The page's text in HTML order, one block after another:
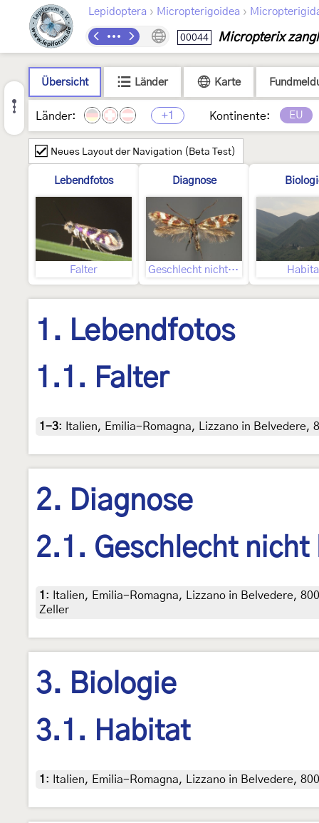
Lepidoptera › Micropterigoidea ›
00044 Micropterix
Übersicht Länder Karte
Länder: +1 Kontinente: EU
Neues Layout der Navigation (Beta Test)
Lebendfotos
Falter
Diagnose
Geschlecht nicht bestimmt
1. Lebendfotos
1.1. Falter
1-3: Italien, Emilia-Romagna, Lizzano in
2. Diagnose
2.1. Geschlecht nicht
1 :
Italien, Emilia-Romagna, Lizzano in Belvedere,
Zeller
3. Biologie
3.1. Habitat
1 : Italien, Emilia-Romagna, Lizzano in Belvedere,